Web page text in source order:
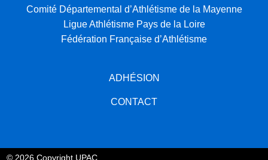
Comité Départemental d’Athlétisme de la Mayenne
Ligue Athlétisme Pays de la Loire
Fédération Française d’Athlétisme
ADHÉSION
CONTACT
© 2026 Copyright UPAC.